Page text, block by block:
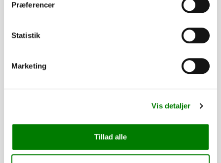
Præferencer
Statistik
Marketing
Vis detaljer
Tillad alle
Presenningsknop - stk.
3,20kr.ekskl. moms